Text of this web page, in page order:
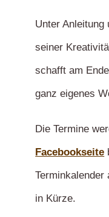
Unter Anleitung
seiner
schafft am
ganz eigenes
Die Termine
Facebookseite
Terminkalender
in Kürze.